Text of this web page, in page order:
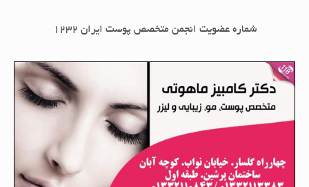
شماره عضویت انجمن متخصص پوست ایران 1232